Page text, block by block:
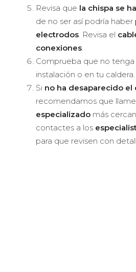
Revisa que la chispa se
de no ser así podría haber
electrodos. Revisa el
conexiones.
Comprueba que no tenga
instalación o en tu caldera.
Si no ha desaparecido el
recomendamos que
especializado más
contactes a los
para que revisen con